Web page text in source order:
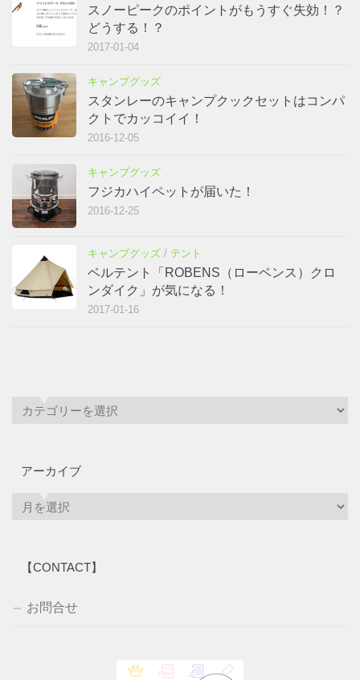
スノーピークのポイントがもうすぐ失効！？
どうする！？
2017-01-04
キャンプグッズ
スタンレーのキャンプクックセットはコンパ
クトでカッコイイ！
2016-12-05
キャンプグッズ
フジカハイペットが届いた！
2016-12-25
キャンプグッズ / テント
ベルテント「ROBENS（ローベンス）クロ
ンダイク」が気になる！
2017-01-16
アーカイブ
【CONTACT】
お問合せ